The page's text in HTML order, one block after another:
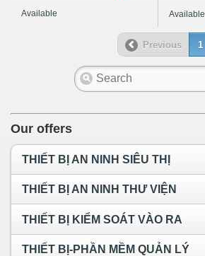
Available Available
Previous 1
Our offers
THIẾT BỊ AN NINH SIÊU THỊ
THIẾT BỊ AN NINH THƯ VIỆN
THIẾT BỊ KIỂM SOÁT VÀO RA
THIẾT BỊ-PHẦN MỀM QUẢN LÝ